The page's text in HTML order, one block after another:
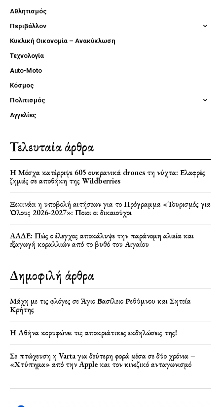
Αθλητισμός
Περιβάλλον
Κυκλική Οικονομία – Ανακύκλωση
Τεχνολογία
Auto-Moto
Κόσμος
Πολιτισμός
Αγγελίες
Τελευταία άρθρα
Η Μόσχα κατέρριψε 605 ουκρανικά drones τη νύχτα: Ελαφρές
ζημιές σε αποθήκη της Wildberries
Ξεκινάει η υποβολή αιτήσεων για το Πρόγραμμα «Τουρισμός για
Όλους 2026-2027»: Ποιοι οι δικαιούχοι
ΑΑΔΕ: Πώς ο έλεγχος αποκάλυψε την παράνομη αλιεία και
εξαγωγή κοραλλιών από το βυθό του Αιγαίου
Δημοφιλή άρθρα
Μάχη με τις φλόγες σε Άγιο Βασίλειο Ρεθύμνου και Σητεία
Κρήτης
Η Αθήνα κορυφώνει τις αποκριάτικες εκδηλώσεις της!
Σε πτώχευση η Varta για δεύτερη φορά μέσα σε δύο χρόνια –
«Χτύπημα» από την Apple και τον κινεζικό ανταγωνισμό